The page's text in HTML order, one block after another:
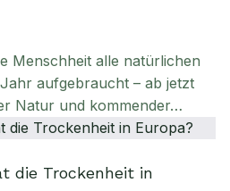
Menschheit alle natürlichen
aufgebraucht – ab jetzt
Natur und kommender…
die Trockenheit in